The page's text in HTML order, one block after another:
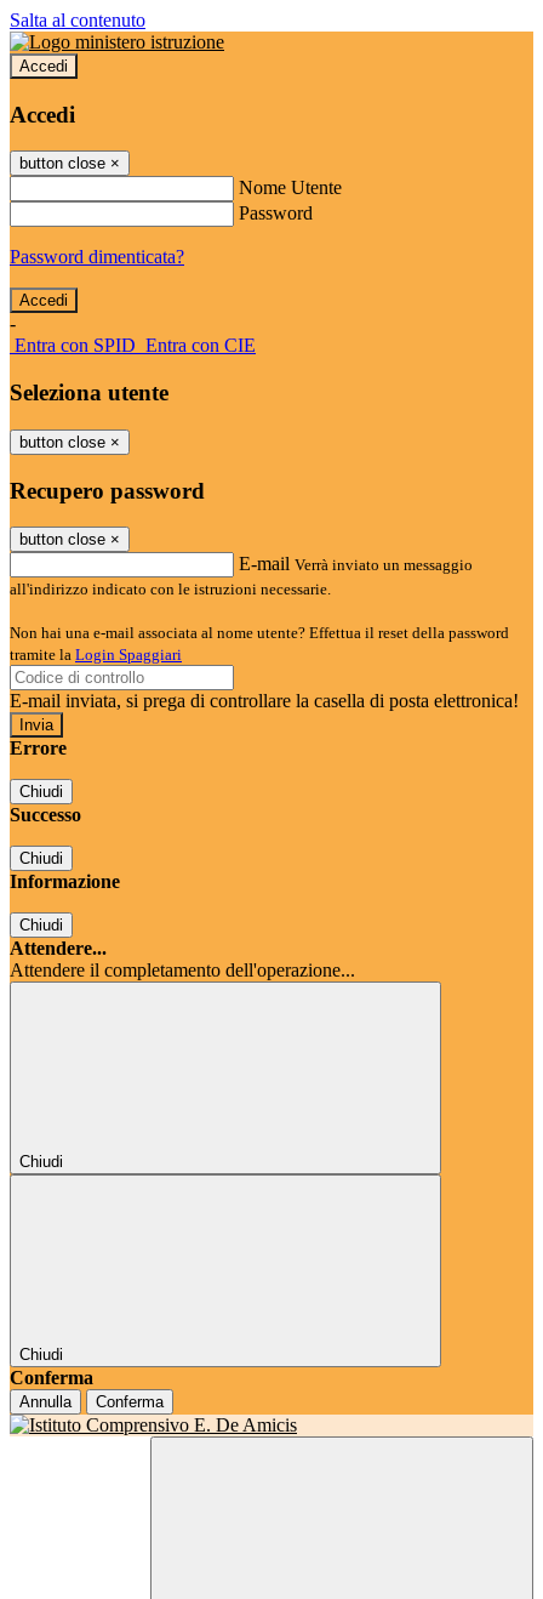
Salta al contenuto
Accedi
Accedi
button close ×
Nome Utente
Password
Password dimenticata?
-
Entra con SPID Entra con CIE
Seleziona utente
button close ×
Recupero password
button close ×
E-mail Verrà inviato un messaggio
all'indirizzo indicato con le istruzioni necessarie.
Non hai una e-mail associata al nome utente? Effettua il reset della password
tramite la Login Spaggiari
E-mail inviata, si prega di controllare la casella di posta elettronica!
Errore
Chiudi
Successo
Chiudi
Informazione
Chiudi
Attendere...
Attendere il completamento dell'operazione...
Chiudi
Chiudi
Conferma
Annulla Conferma